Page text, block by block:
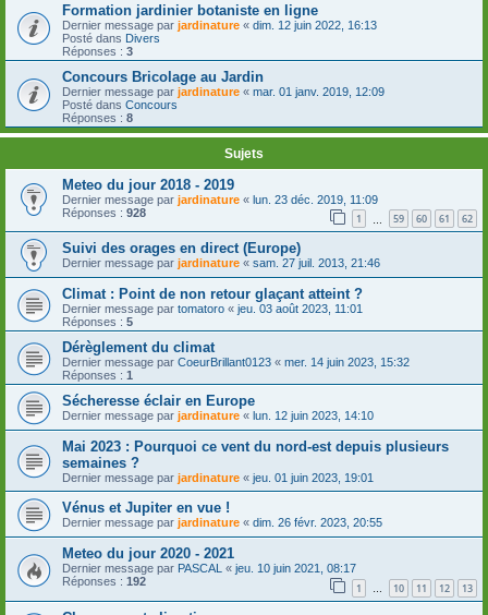
Formation jardinier botaniste en ligne
Dernier message par jardinature « dim. 12 juin 2022, 16:13
Posté dans Divers
Réponses : 3
Concours Bricolage au Jardin
Dernier message par jardinature « mar. 01 janv. 2019, 12:09
Posté dans Concours
Réponses : 8
Sujets
Meteo du jour 2018 - 2019
Dernier message par jardinature « lun. 23 déc. 2019, 11:09
Réponses : 928 1 59 60 61 62
Suivi des orages en direct (Europe)
Dernier message par jardinature « sam. 27 juil. 2013, 21:46
Climat : Point de non retour glaçant atteint ?
Dernier message par tomatoro « jeu. 03 août 2023, 11:01
Réponses : 5
Dérèglement du climat
Dernier message par CoeurBrillant0123 « mer. 14 juin 2023, 15:32
Réponses : 1
Sécheresse éclair en Europe
Dernier message par jardinature « lun. 12 juin 2023, 14:10
Mai 2023 : Pourquoi ce vent du nord-est depuis plusieurs
semaines ?
Dernier message par jardinature « jeu. 01 juin 2023, 19:01
Vénus et Jupiter en vue !
Dernier message par jardinature « dim. 26 févr. 2023, 20:55
Meteo du jour 2020 - 2021
Dernier message par PASCAL « jeu. 10 juin 2021, 08:17
Réponses : 192 1 … 10 11 12 13